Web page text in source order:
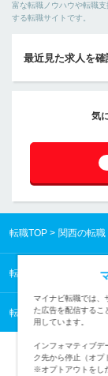
富な転職ノウハウや転職
する転職サイトです。
最近見た求人を確
気
転職TOP 関西の転
転職TOP 関西の転
転職TOP WEB・イ
マイナビ転職では、
た広告を配信するこ
用しています。
インフォマティブデ
ク先から停止（オプ
※オプトアウトをし